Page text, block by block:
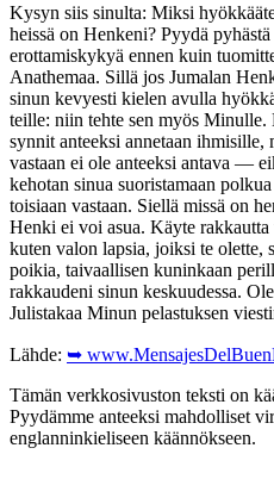
Kysyn siis sinulta: Miksi
heissä on Henkeni? Pyydä
erottamiskykyä ennen kuin
Anathemaa. Sillä jos Jumalan
sinun kevyesti kielen avulla
teille: niin tehte sen myös
synnit anteeksi annetaan ihmisille,
vastaan ei ole anteeksi antava —
kehotan sinua suoristamaan
toisiaan vastaan. Siellä missä on
Henki ei voi asua. Käyte
kuten valon lapsia, joiksi te olette,
poikia, taivaallisen kuninkaan
rakkaudeni sinun keskuudessa.
Julistakaa Minun pelastuksen
Lähde: ➥
Tämän verkkosivuston teksti on
Pyydämme anteeksi mahdolliset
englanninkieliseen käännökseen.